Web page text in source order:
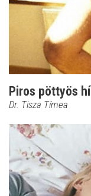
Piros pöttyös
Dr. Tisza Tímea